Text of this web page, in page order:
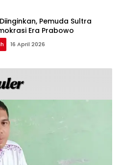
Pemuda Sultra
Era Prabowo
16 April 2026